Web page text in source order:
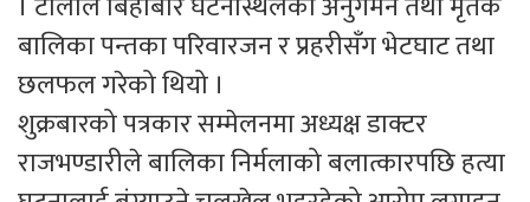
बालिका पन्तका परिवारजन र प्रहरीसँग भेटघाट तथा
छलफल गरेको थियो ।
शुक्रबारको पत्रकार सम्मेलनमा अध्यक्ष डाक्टर
राजभण्डारीले बालिका निर्मलाको बलात्कारपछि हत्या